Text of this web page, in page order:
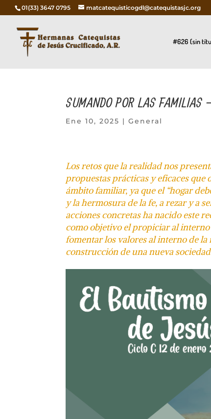
01(33) 3647 0795 matcatequisticogdl@catequistasjc.org
#626 (sin
SUMANDO POR LAS
Ene 10, 2025 |General
Los retos que la realidad nos
propuestas prácticas y eficaces que
ámbito familiar, ya que el “hogar
y la hermosura de la fe, a rezar y a
acciones concretas ha nacido este
como objetivo elpropiciar al interno
fomentar los valores al interno de la
construcción de una nueva